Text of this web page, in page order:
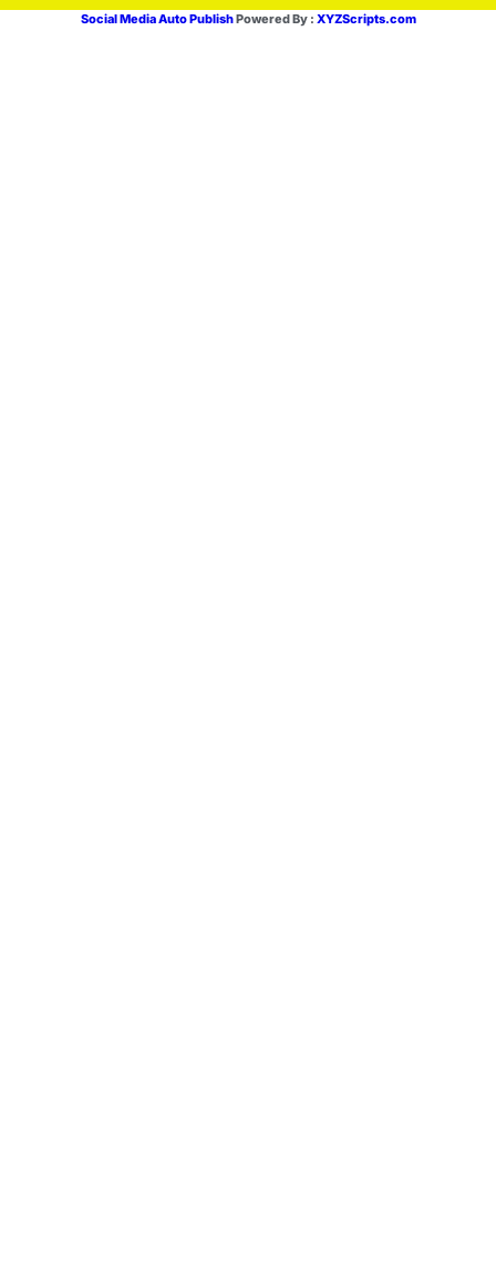
Social Media Auto PublishPowered By : XYZScripts.com